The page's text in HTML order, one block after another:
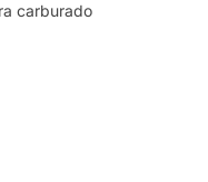
carburado